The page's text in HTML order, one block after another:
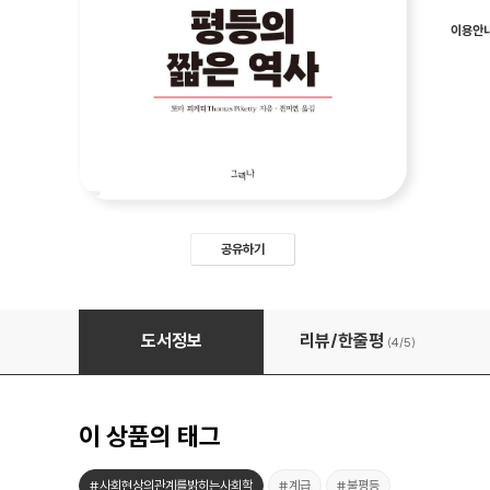
공유하기
이용안
평등의 짧은 역사
도서정보 리뷰/한줄평 (4/5)
이 상품의 태그
#사회현상의관계를밝히는사회학 #계급 #불평등